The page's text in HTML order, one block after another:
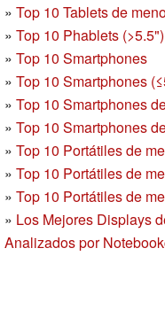
» Top 10 Tablets de
» Top 10 Phablets (>5.5")
» Top 10 Smartphones
» Top 10 Smartphones
» Top 10 Smartphones
» Top 10 Smartphones
» Top 10 Portátiles de
» Top 10 Portátiles de
» Top 10 Portátiles de
» Los Mejores Displays
Analizados por